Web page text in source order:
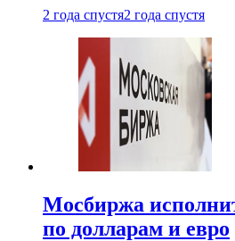
2 года спустя2 года спустя
Мосбиржа
по долларам и евро